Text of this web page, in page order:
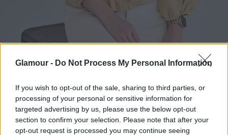
Glamour - Do Not Process My Personal Information
If you wish to opt-out of the sale, sharing to third parties, or
processing of your personal or sensitive information for
targeted advertising by us, please use the below opt-out
section to confirm your selection. Please note that after your
opt-out request is processed you may continue seeing
Fotó:Zsólyomi Norbert
Mit gondolsz, hogyan lehet jól lavírozni ezeken a